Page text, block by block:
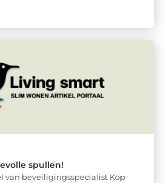
spullen!
van beveiligingsspecialist Kop